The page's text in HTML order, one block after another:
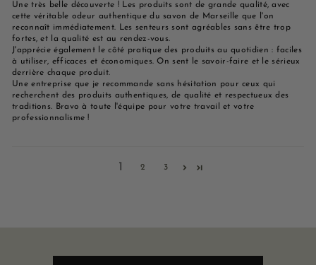
Une très belle découverte ! Les produits sont de grande qualité, avec
cette véritable odeur authentique du savon de Marseille que l'on
reconnaît immédiatement. Les senteurs sont agréables sans être trop
fortes, et la qualité est au rendez-vous.
J'apprécie également le côté pratique des produits au quotidien : faciles
à utiliser, efficaces et économiques. On sent le savoir-faire et le sérieux
derrière chaque produit.
Une entreprise que je recommande sans hésitation pour ceux qui
recherchent des produits authentiques, de qualité et respectueux des
traditions. Bravo à toute l'équipe pour votre travail et votre
professionnalisme !
1 2 3